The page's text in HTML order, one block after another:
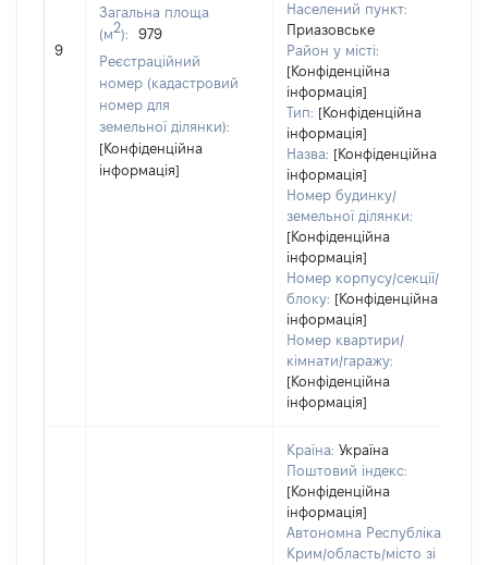
9
Загальна площа
(м2):
979
Реєстраційний
номер (кадастровий
номер для
земельної ділянки):
[Конфіденційна
інформація]
Населений пункт:
Приазовське
Район у місті:
[Конфіденційна
інформація]
Тип: [Конфіденційна
інформація]
Назва: [Конфіденційна
інформація]
Номер будинку/
земельної ділянки:
[Конфіденційна
інформація]
Номер корпусу/секції/
блоку: [Конфіденційна
інформація]
Номер квартири/
кімнати/гаражу:
[Конфіденційна
інформація]
Країна: Україна
Поштовий індекс:
[Конфіденційна
інформація]
Автономна Республіка
Крим/область/місто зі